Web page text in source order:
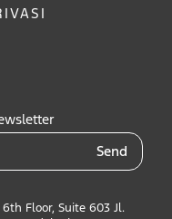
Send
Floor, Suite 603 Jl.